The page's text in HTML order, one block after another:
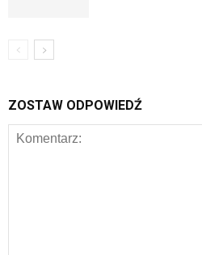
ZOSTAW ODPOWIEDŹ